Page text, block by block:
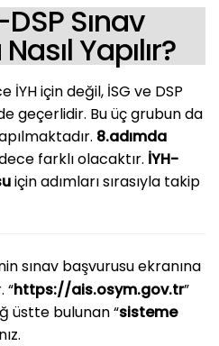
Sınav
Yapılır?
İYH için değil, İSG ve DSP
geçerlidir. Bu üç grubun da
8.adımda
farklı olacaktır. İYH-
için adımları sırasıyla takip
sınav başvurusu ekranına
“https://ais.osym.gov.tr”
üstte bulunan “sisteme